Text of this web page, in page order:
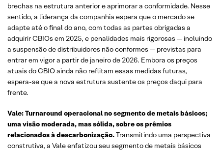
brechas na estrutura anterior e aprimorar a conformidade. Nesse
sentido, a liderança da companhia espera que o mercado se
adapte até o final do ano, com todas as partes obrigadas a
adquirir CBIOs em 2025, e penalidades mais rigorosas — incluindo
a suspensão de distribuidores não conformes — previstas para
entrar em vigor a partir de janeiro de 2026. Embora os preços
atuais do CBIO ainda não reflitam essas medidas futuras,
espera-se que a nova estrutura sustente os preços daqui para
frente.
Vale: Turnaround operacional no segmento de metais básicos;
uma visão moderada, mas sólida, sobre os prêmios
relacionados à descarbonização.Transmitindo uma perspectiva
construtiva, a Vale enfatizou seu segmento de metais básicos